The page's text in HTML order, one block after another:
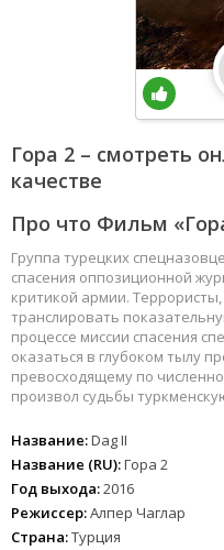
Гора 2 – смотреть
качестве
Про что Фильм
Группа турецких
спасения оппозиционной
критикой армии.
транслировать
процессе миссии спасения
оказаться в глубоком тылу
превосходящему по
произвол судьбы
Название:Dag II
Название (RU):Гора 2
Год выхода:2016
Режиссер:Алпер Чаглар
Страна:Турция